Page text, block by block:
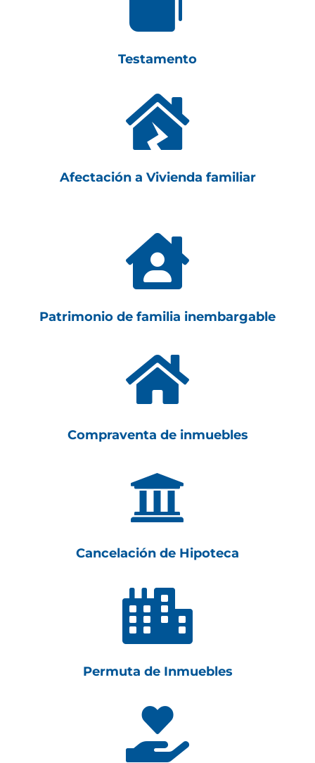
Testamento

Afectación a Vivienda familiar

Patrimonio de familia inembargable

Compraventa de inmuebles

Cancelación de Hipoteca

Permuta de Inmuebles
